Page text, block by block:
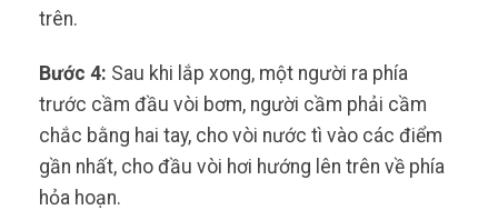
trên.
Bước 4: Sau khi lắp xong, một người ra phía
trước cầm đầu vòi bơm, người cầm phải cầm
chắc bằng hai tay, cho vòi nước tì vào các điểm
gần nhất, cho đầu vòi hơi hướng lên trên về phía
hỏa hoạn.